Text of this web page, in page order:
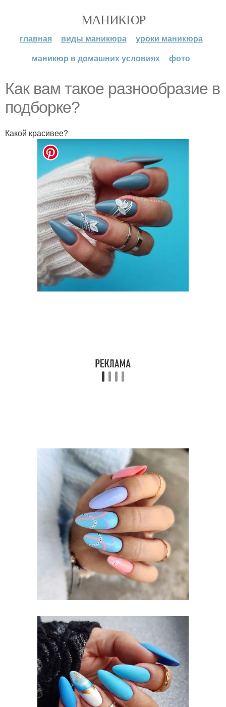
МАНИКЮР
главная виды маникюра
уроки маникюра
маникюр в домашних условиях
фото
Как вам такое разнообразие в
подборке?
Какой красивее?